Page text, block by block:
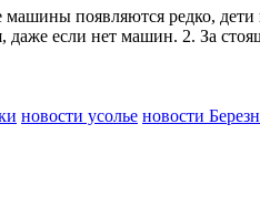
появляются редко,
даже если нет машин. 2. За
новости усолье новости